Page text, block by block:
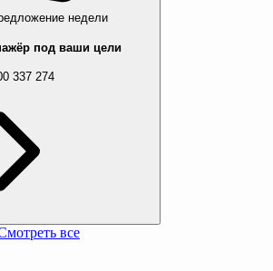
недели
под ваши цели
337 274
все